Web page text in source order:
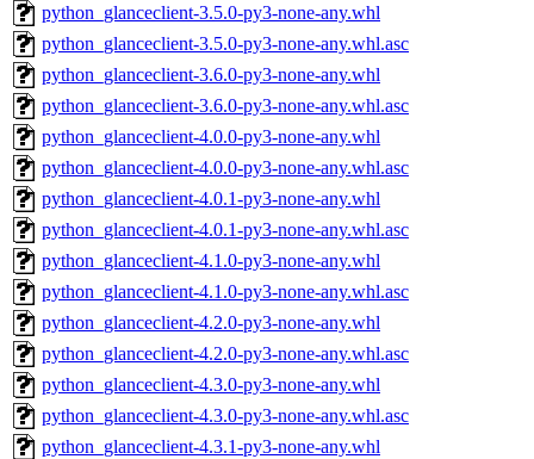
python_glanceclient-3.5.0-py3-none-any.whl
python_glanceclient-3.5.0-py3-none-any.whl.asc
python_glanceclient-3.6.0-py3-none-any.whl
python_glanceclient-3.6.0-py3-none-any.whl.asc
python_glanceclient-4.0.0-py3-none-any.whl
python_glanceclient-4.0.0-py3-none-any.whl.asc
python_glanceclient-4.0.1-py3-none-any.whl
python_glanceclient-4.0.1-py3-none-any.whl.asc
python_glanceclient-4.1.0-py3-none-any.whl
python_glanceclient-4.1.0-py3-none-any.whl.asc
python_glanceclient-4.2.0-py3-none-any.whl
python_glanceclient-4.2.0-py3-none-any.whl.asc
python_glanceclient-4.3.0-py3-none-any.whl
python_glanceclient-4.3.0-py3-none-any.whl.asc
python_glanceclient-4.3.1-py3-none-any.whl